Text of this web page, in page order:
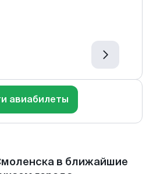
авиабилеты
в ближайшие